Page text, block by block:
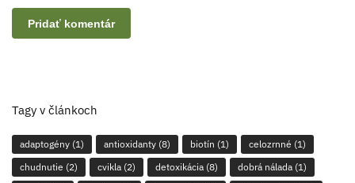
Tagy v článkoch
adaptogény (1) antioxidanty (8) biotín (1) celozrnné (1)
chudnutie (2) cvikla (2) detoxikácia (8) dobrá nálada (1)